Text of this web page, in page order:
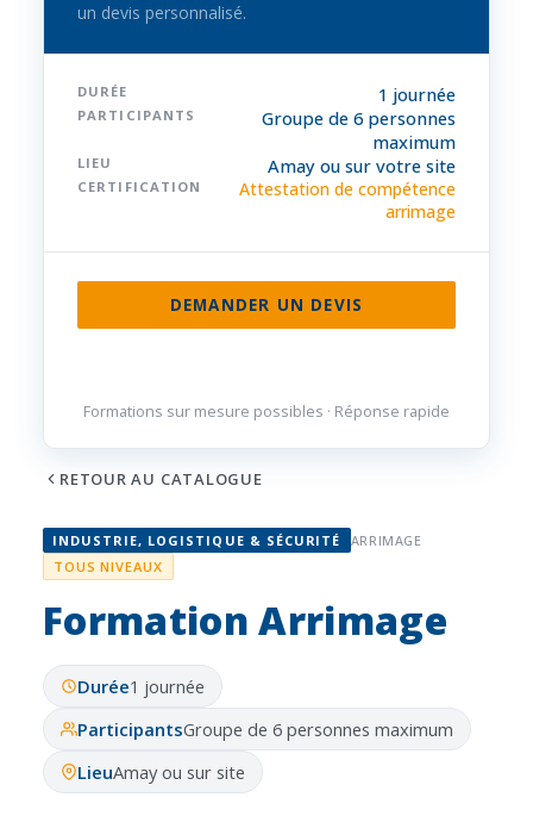
INDUSTRIE, LOGISTIQUE & SÉCURITÉ
ARRIMAGE
TOUS NIVEAUX
Formation Arrimage
Durée1 journée
ParticipantsGroupe de 6 personnes maximum
LieuAmay ou sur site
un devis personnalisé.
DURÉE 1 journée
PARTICIPANTS
Groupe de 6 personnes
maximum
LIEU Amay ou sur votre site
CERTIFICATION
Attestation de compétence
arrimage
DEMANDER UN DEVIS
Formations sur mesure possibles · Réponse rapide
RETOUR AU CATALOGUE